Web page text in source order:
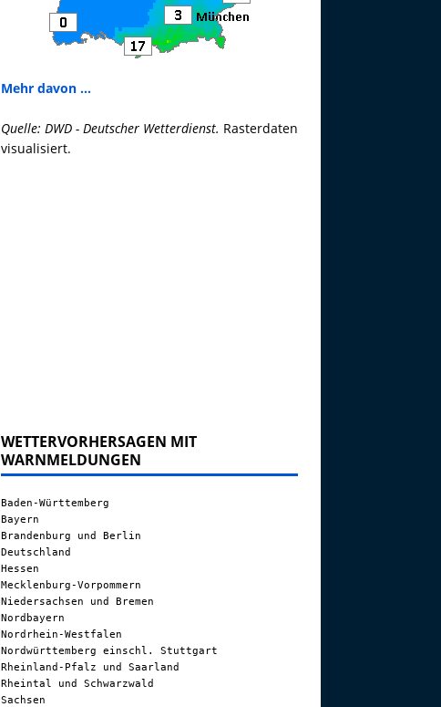
Mehr davon ...
Quelle: DWD - Deutscher Wetterdienst. Rasterdaten
visualisiert.
WETTERVORHERSAGEN MIT
WARNMELDUNGEN
Baden-Württemberg
Bayern
Brandenburg und Berlin
Deutschland
Hessen
Mecklenburg-Vorpommern
Niedersachsen und Bremen
Nordbayern
Nordrhein-Westfalen
Nordwürttemberg einschl. Stuttgart
Rheinland-Pfalz und Saarland
Rheintal und Schwarzwald
Sachsen